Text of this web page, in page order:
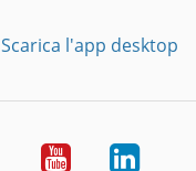
Scarica l'app desktop
YouTubeLinkedIn